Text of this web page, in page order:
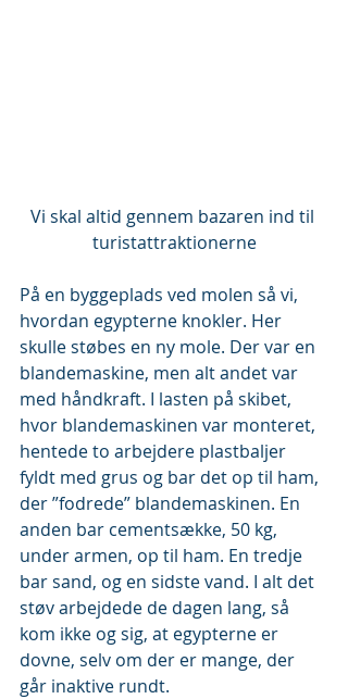
Vi skal altid gennem bazaren ind til
turistattraktionerne
På en byggeplads ved molen så vi,
hvordan egypterne knokler. Her
skulle støbes en ny mole. Der var en
blandemaskine, men alt andet var
med håndkraft. I lasten på skibet,
hvor blandemaskinen var monteret,
hentede to arbejdere plastbaljer
fyldt med grus og bar det op til ham,
der ”fodrede” blandemaskinen. En
anden bar cementsække, 50 kg,
under armen, op til ham. En tredje
bar sand, og en sidste vand. I alt det
støv arbejdede de dagen lang, så
kom ikke og sig, at egypterne er
dovne, selv om der er mange, der
går inaktive rundt.